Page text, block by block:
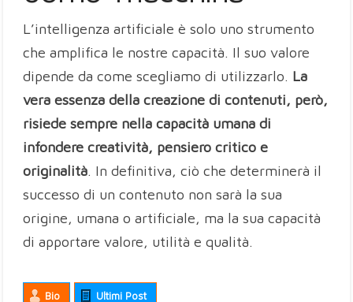
L’intelligenza artificiale è solo uno strumento
che amplifica le nostre capacità. Il suo valore
dipende da come scegliamo di utilizzarlo. La
vera essenza della creazione di contenuti, però,
risiede sempre nella capacità umana di
infondere creatività, pensiero critico e
originalità. In definitiva, ciò che determinerà il
successo di un contenuto non sarà la sua
origine, umana o artificiale, ma la sua capacità
di apportare valore, utilità e qualità.
Bio Ultimi Post